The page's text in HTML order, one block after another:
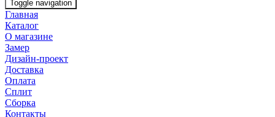
Toggle navigation
Главная
Каталог
О магазине
Замер
Дизайн-проект
Доставка
Оплата
Сплит
Сборка
Контакты